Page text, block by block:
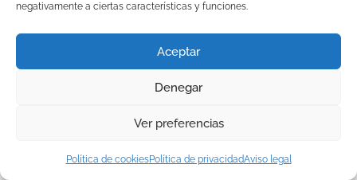
negativamente a ciertas características y funciones.
Aceptar
Denegar
Ver preferencias
Política de cookiesPolítica de privacidadAviso legal
Política de Cookies